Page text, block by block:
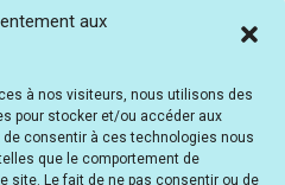
aux
à nos visiteurs, nous utilisons des
pour stocker et/ou accéder aux
consentir à ces technologies nous
que le comportement de
site. Le fait de ne pas consentir ou de
et payants pour créer et
: vendre des formations en e-
des cours en ligne facilement